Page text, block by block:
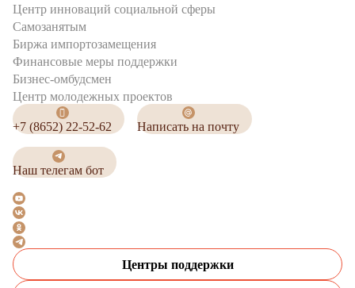
Центр инноваций социальной сферы
Cамозанятым
Биржа импортозамещения
Финансовые меры поддержки
Бизнес-омбудсмен
Центр молодежных проектов
+7 (8652) 22-52-62 Написать на почту
Наш телегам бот
Центры поддержки